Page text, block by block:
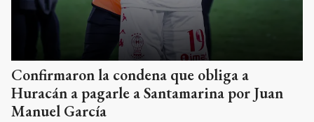
Confirmaron la condena que obliga a
Huracán a pagarle a Santamarina por Juan
Manuel García